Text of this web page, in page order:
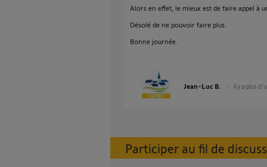
Alors en effet, le mieux est de faire appel à
Désolé de ne pouvoir faire plus.
Bonne journée.
Jean-Luc B. il y a plus
Participer au fil de